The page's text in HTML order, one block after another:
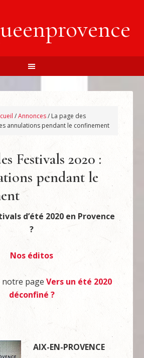
/Annonces/ La page des
annulations pendant le confinement
Festivals 2020 :
pendant le
d’été 2020 en Provence
?
Nos éditos
notre page Vers un été 2020
déconfiné ?
AIX-EN-PROVENCE